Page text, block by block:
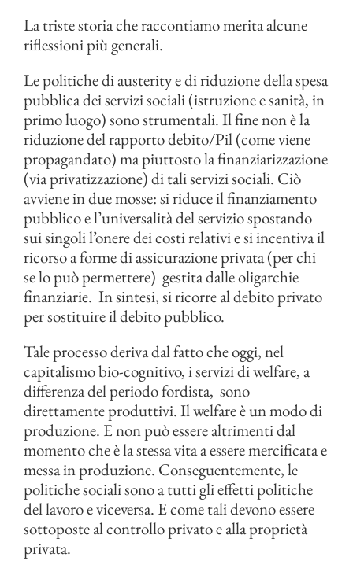
La triste storia che raccontiamo merita alcune
riflessioni più generali.
Le politiche di austerity e di riduzione della spesa
pubblica dei servizi sociali (istruzione e sanità, in
primo luogo) sono strumentali. Il fine non è la
riduzione del rapporto debito/Pil (come viene
propagandato) ma piuttosto la finanziarizzazione
(via privatizzazione) di tali servizi sociali. Ciò
avviene in due mosse: si riduce il finanziamento
pubblico e l’universalità del servizio spostando
sui singoli l’onere dei costi relativi e si incentiva il
ricorso a forme di assicurazione privata (per chi
se lo può permettere) gestita dalle oligarchie
finanziarie. In sintesi, si ricorre al debito privato
per sostituire il debito pubblico.
Tale processo deriva dal fatto che oggi, nel
capitalismo bio-cognitivo, i servizi di welfare, a
differenza del periodo fordista, sono
direttamente produttivi. Il welfare è un modo di
produzione. E non può essere altrimenti dal
momento che è la stessa vita a essere mercificata e
messa in produzione. Conseguentemente, le
politiche sociali sono a tutti gli effetti politiche
del lavoro e viceversa. E come tali devono essere
sottoposte al controllo privato e alla proprietà
privata.